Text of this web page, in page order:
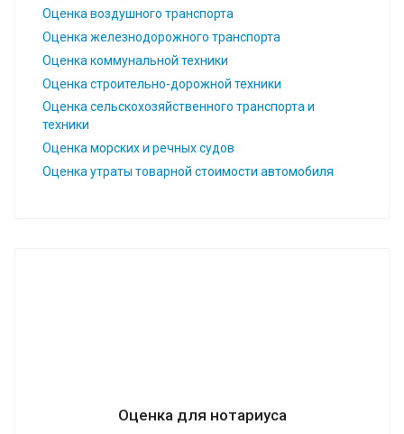
Оценка воздушного транспорта
Оценка железнодорожного транспорта
Оценка коммунальной техники
Оценка строительно-дорожной техники
Оценка сельскохозяйственного транспорта и
техники
Оценка морских и речных судов
Оценка утраты товарной стоимости автомобиля
Оценка для нотариуса